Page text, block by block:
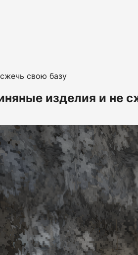
свою базу
изделия и не